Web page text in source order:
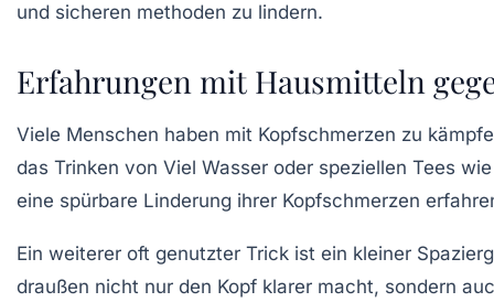
Erfahrungen mit Hausmitteln
Viele Menschen haben mit Kopfschmerzen zu
das Trinken von Viel Wasser oder speziellen Tees
eine spürbare Linderung ihrer Kopfschmerzen
Ein weiterer oft genutzter Trick ist ein kleiner
draußen nicht nur den Kopf klarer macht, sondern